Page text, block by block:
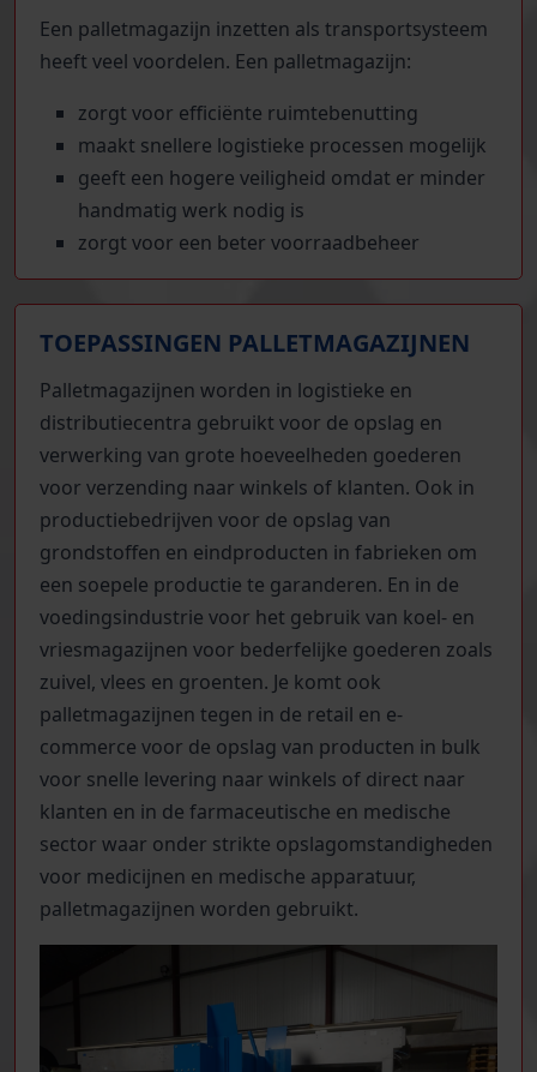
Een palletmagazijn inzetten als transportsysteem
heeft veel voordelen. Een palletmagazijn:
zorgt voor efficiënte ruimtebenutting
maakt snellere logistieke processen mogelijk
geeft een hogere veiligheid omdat er minder
handmatig werk nodig is
zorgt voor een beter voorraadbeheer
TOEPASSINGEN PALLETMAGAZIJNEN
Palletmagazijnen worden in logistieke en
distributiecentra gebruikt voor de opslag en
verwerking van grote hoeveelheden goederen
voor verzending naar winkels of klanten. Ook in
productiebedrijven voor de opslag van
grondstoffen en eindproducten in fabrieken om
een soepele productie te garanderen. En in de
voedingsindustrie voor het gebruik van koel- en
vriesmagazijnen voor bederfelijke goederen zoals
zuivel, vlees en groenten. Je komt ook
palletmagazijnen tegen in de retail en e-
commerce voor de opslag van producten in bulk
voor snelle levering naar winkels of direct naar
klanten en in de farmaceutische en medische
sector waar onder strikte opslagomstandigheden
voor medicijnen en medische apparatuur,
palletmagazijnen worden gebruikt.